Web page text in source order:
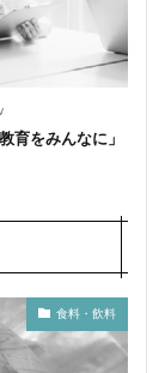
育をみんなに」
食料・飲料